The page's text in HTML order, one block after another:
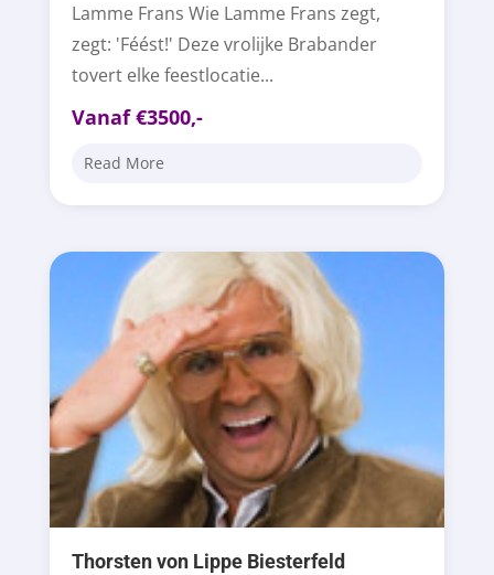
Lamme Frans Wie Lamme Frans zegt,
zegt: 'Féést!' Deze vrolijke Brabander
tovert elke feestlocatie...
Vanaf €3500,-
Read More
Thorsten von Lippe Biesterfeld